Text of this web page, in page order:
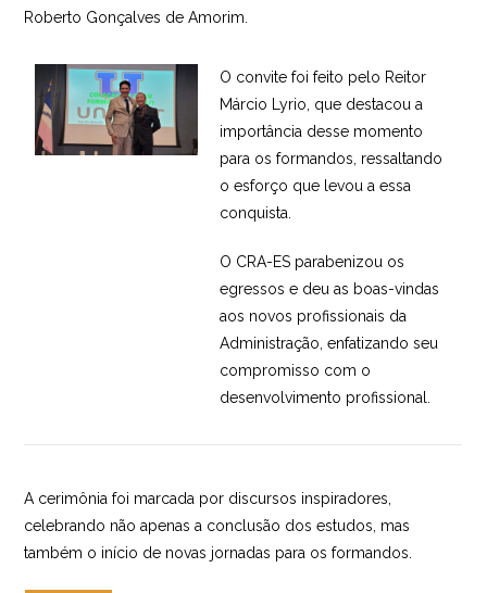
Roberto Gonçalves de Amorim.
O convite foi feito pelo Reitor
Márcio Lyrio, que destacou a
importância desse momento
para os formandos, ressaltando
o esforço que levou a essa
conquista.
O CRA-ES parabenizou os
egressos e deu as boas-vindas
aos novos profissionais da
Administração, enfatizando seu
compromisso com o
desenvolvimento profissional.
A cerimônia foi marcada por discursos inspiradores,
celebrando não apenas a conclusão dos estudos, mas
também o início de novas jornadas para os formandos.